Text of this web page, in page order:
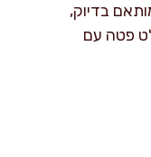
בדיוק,
פטה עם